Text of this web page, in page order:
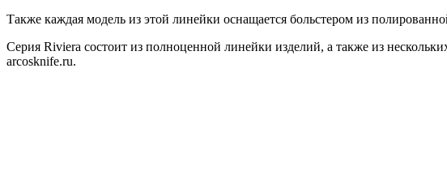
Также каждая модель из этой линейки оснащается больстером из
Серия Riviera состоит из полноценной линейки изделий, а также из
arcosknife.ru.